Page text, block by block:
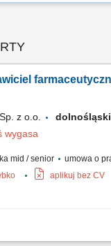
z o.o.
wygasa
mid / senior umowa o
aplikuj bez CV
tym stanowisku będzie